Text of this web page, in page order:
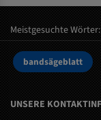
Meistgesuchte Wörter:
bandsägeblatt
UNSERE